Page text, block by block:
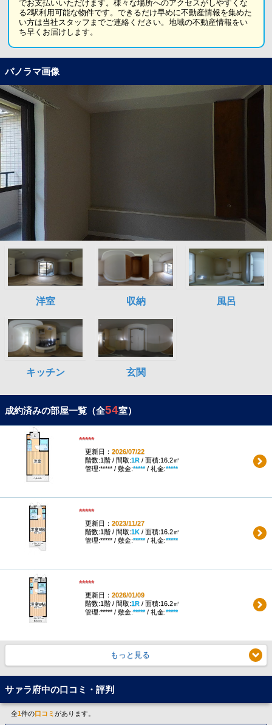
でお支払いいただけます。様々な場所へのアクセスがしやすくな
る2駅利用可能な物件です。できるだけ早めに不動産情報を集めた
い方は当社スタッフまでご連絡ください。地域の不動産情報をい
ち早くお届けします。
パノラマ画像
成約済みの部屋一覧（全54室）
*****
更新日： 2026/07/22
階数:1階 / 間取:1R/ 面積:16.2㎡
管理:***** / 敷金:*****/ 礼金:*****
*****
更新日： 2023/11/27
階数:1階 / 間取:1K/ 面積:16.2㎡
管理:***** / 敷金:*****/ 礼金:*****
*****
更新日： 2026/01/09
階数:1階 / 間取:1R/ 面積:16.2㎡
管理:***** / 敷金:*****/ 礼金:*****
もっと見る
サァラ府中の口コミ・評判
全1件の口コミ があります。